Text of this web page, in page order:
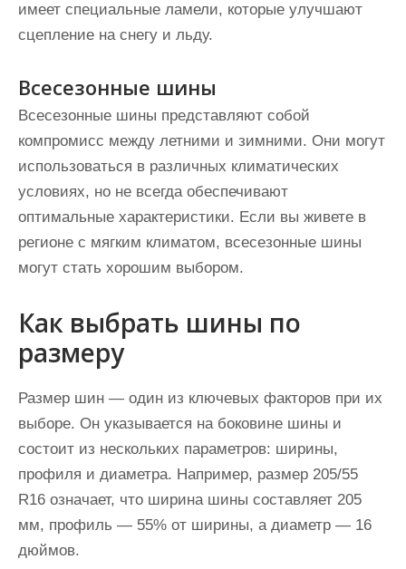
имеет специальные ламели, которые улучшают
сцепление на снегу и льду.
Всесезонные шины
Всесезонные шины представляют собой
компромисс между летними и зимними. Они могут
использоваться в различных климатических
условиях, но не всегда обеспечивают
оптимальные характеристики. Если вы живете в
регионе с мягким климатом, всесезонные шины
могут стать хорошим выбором.
Как выбрать шины по
размеру
Размер шин — один из ключевых факторов при их
выборе. Он указывается на боковине шины и
состоит из нескольких параметров: ширины,
профиля и диаметра. Например, размер 205/55
R16 означает, что ширина шины составляет 205
мм, профиль — 55% от ширины, а диаметр — 16
дюймов.